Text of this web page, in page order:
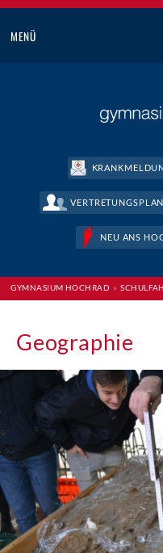
MENÜ
VERTRETUNGSPLAN
NEU ANS
GYMNASIUM HOCHRAD ›
Geographie